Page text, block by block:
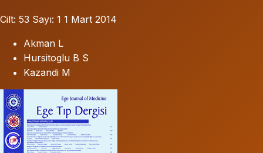
Cilt: 53 Sayı: 1 1 Mart 2014
Akman L
Hursitoglu B S
Kazandi M